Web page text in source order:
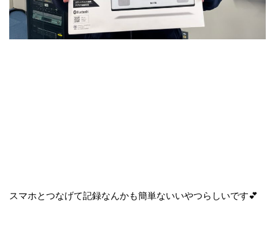
スマホとつなげて記録なんかも簡単ないいやつらしいです💕